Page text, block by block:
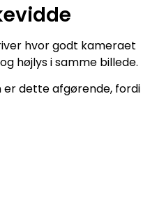
hvor godt kameraet
højlys i samme billede.
dette afgørende, fordi